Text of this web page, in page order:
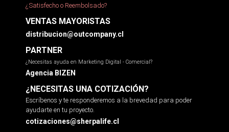
¿Satisfecho o Reembolsado?
VENTAS MAYORISTAS
distribucion@outcompany.cl
PARTNER
¿Necesitas ayuda en Marketing Digital - Comercial?
Agencia BIZEN
¿NECESITAS UNA COTIZACIÓN?
Escríbenos y te responderemos a la brevedad para poder
ayudarte en tu proyecto.
cotizaciones@sherpalife.cl